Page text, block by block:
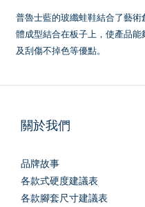
普魯士藍的玻纖蛙鞋結合了藝
體成型結合在板子上，使產品
及刮傷不掉色等優點。
關於我們
品牌故事
各款式硬度建議表
各款腳套尺寸建議表